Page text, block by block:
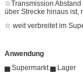
☆Transmission
über Strecke hinaus ist,
☆ weit verbreitet im
Anwendung
▅ Supermarkt ▅ Lager